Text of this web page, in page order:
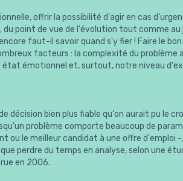
offrir la possibilité d'agir en cas
point de vue de l'évolution tout comme au
faut-il savoir quand s'y fier ! Faire le
facteurs : la complexité du problème
émotionnel et, surtout, notre niveau
décision bien plus fiable qu'on aurait pu le
problème comporte beaucoup de
ou le meilleur candidat à une offre d'emploi -
perdre du temps en analyse, selon une
en 2006.